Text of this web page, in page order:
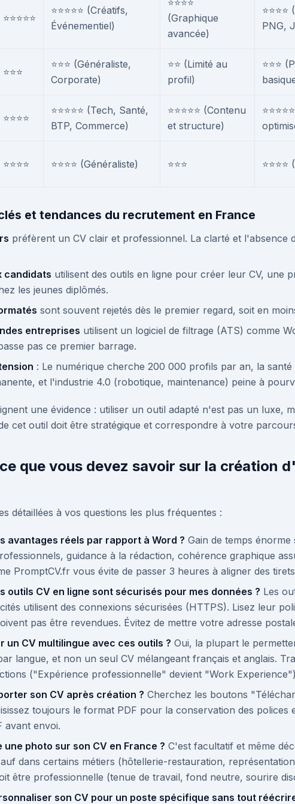
⭐⭐⭐⭐⭐
⭐⭐⭐⭐⭐ (Créatifs,
Événementiel)
⭐⭐⭐⭐
(Graphique
avancée)
PNG,
⭐⭐⭐
⭐⭐⭐ (Généraliste,
Corporate)
⭐⭐ (Limité au
profil)
⭐⭐⭐
⭐⭐⭐⭐
⭐⭐⭐⭐⭐ (Tech, Santé,
BTP, Commerce)
⭐⭐⭐⭐⭐ (Contenu
et structure)
⭐⭐⭐⭐ ⭐⭐⭐⭐ (Généraliste) ⭐⭐⭐
et tendances du recrutement en France
préfèrent un CV clair et professionnel. La clarté et l'absence
candidats utilisent des outils en ligne pour créer leur CV, une
les jeunes diplômés.
sont souvent rejetés dès le premier regard, soit en
entreprises utilisent un logiciel de filtrage (ATS) comme
pas ce premier barrage.
: Le numérique cherche 200 000 profils par an, la
et l'industrie 4.0 (robotique, maintenance) peine à
une évidence : utiliser un outil adapté n'est pas un luxe,
cet outil doit être stratégique et correspondre à votre
ce que vous devez savoir sur la création
détaillées à vos questions les plus fréquentes :
avantages réels par rapport à Word ? Gain de temps
guidance à la rédaction, cohérence graphique
PromptCV.fr vous évite de passer 3 heures à aligner des
outils CV en ligne sont sécurisés pour mes données ? Les
utilisent des connexions sécurisées (HTTPS). Lisez leur
pas être revendues. Évitez de mettre votre adresse
un CV multilingue avec ces outils ? Oui, la plupart le
langue, et non un seul CV mélangeant français et anglais.
("Expérience professionnelle" devient "Work
son CV après création ? Cherchez les boutons
toujours le format PDF pour la conservation des polices
avant envoi.
une photo sur son CV en France ? C'est facultatif et même
dans certains métiers (hôtellerie-restauration,
être professionnelle (tenue de travail, fond neutre, sourire
son CV pour un poste spécifique sans tout